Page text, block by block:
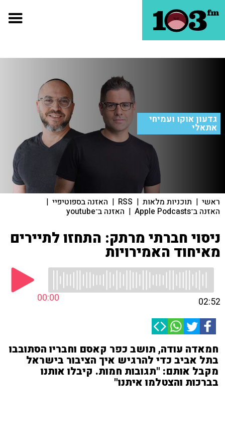
גדעון אוקו ועמיחי
אתאלי
ראשי | תוכניות מלאות |
RSS
| האזנה בספוטיפיי |
האזנה ב־Apple Podcasts | האזנה ב־youtube
ניסוי חברתי מרתק: התחזו לתיירים
מאיחוד האמירויות
00:00 02:52
חמאדה עודה, תושב כפר קאסם וחבריו הסתובבו
בתל אביב כדי להרגיש איך הציבור בישראל
מקבל אותם: "תגובות חמות. קיבלו אותנו
בברכות והצטלמו איתנו"